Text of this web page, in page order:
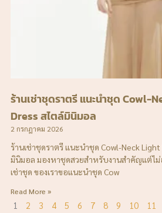
ร้านเช่าชุดราตรี แนะนำชุด Cowl-
Dress สไตล์มินิมอล
2 กรกฎาคม 2026
ร้านเช่าชุดราตรี แนะนำชุด Cowl-Neck
มินิมอล มองหาชุดสวยสำหรับงานสำคัญแต่ไ
เช่าชุด ของเราขอแนะนำชุด Cow
Read More »
1 2 3 4 5 6 7 8 9 10 11